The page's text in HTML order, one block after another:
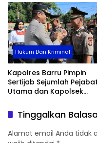
Hukum Dan Kriminal
Kapolres Barru Pimpin
Sertijab Sejumlah Pejabat
Utama dan Kapolsek
Organisasi
Tinggalkan
Alamat email Anda tidak